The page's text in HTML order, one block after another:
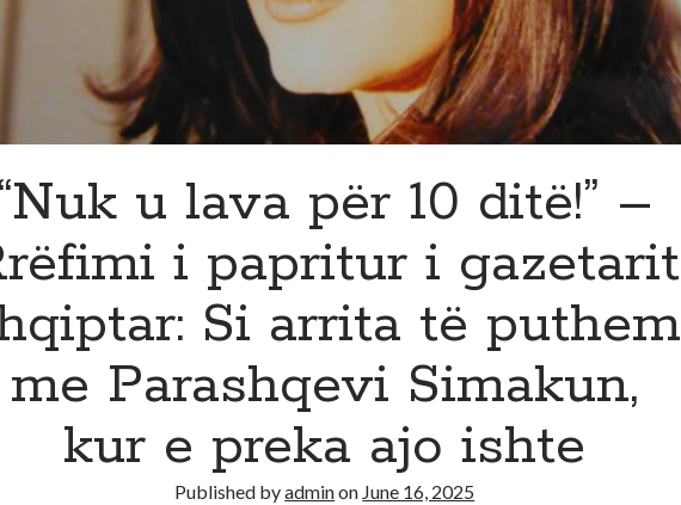
“Nuk u lava për 10 ditë!” –
i papritur i gazetarit
Si arrita të puthem
me Parashqevi Simakun,
kur e preka ajo ishte
Published byadminon June 16, 2025